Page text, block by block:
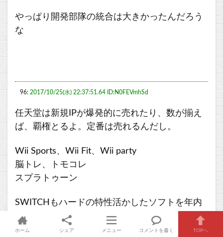
やっぱり開発部隊の統合は大きかったんだろう
な
96: 2017/10/25(水) 22:37:51.64 ID:N0FEVmhSd
任天堂は新規IPが爆発的に売れたり、数が揃え
ば、覇権とるよ。定番は売れるんだし。
Wii Sports、Wii Fit、Wii party
脳トレ、トモコレ
スプラトゥーン
SWITCHもハードの特性活かしたソフトを年内
にだせれば
ホーム シェア メニュー コメントを書く TOPへ